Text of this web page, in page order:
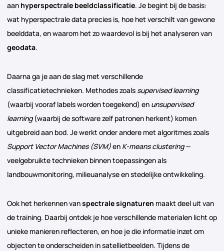
aan hyperspectrale beeldclassificatie. Je begint bij de basis:
wat hyperspectrale data precies is, hoe het verschilt van gewone
beelddata, en waarom het zo waardevol is bij het analyseren van
geodata.
Daarna ga je aan de slag met verschillende
classificatietechnieken. Methodes zoals supervised learning
(waarbij vooraf labels worden toegekend) en unsupervised
learning(waarbij de software zelf patronen herkent) komen
uitgebreid aan bod. Je werkt onder andere met algoritmes zoals
Support Vector Machines (SVM)en K-means clustering—
veelgebruikte technieken binnen toepassingen als
landbouwmonitoring, milieuanalyse en stedelijke ontwikkeling.
Ook het herkennen vanspectrale signaturen maakt deel uit van
de training. Daarbij ontdek je hoe verschillende materialen licht op
unieke manieren reflecteren, en hoe je die informatie inzet om
objecten te onderscheiden in satellietbeelden. Tijdens de